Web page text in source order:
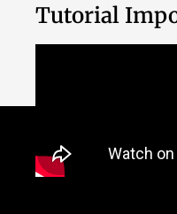
Tutorial